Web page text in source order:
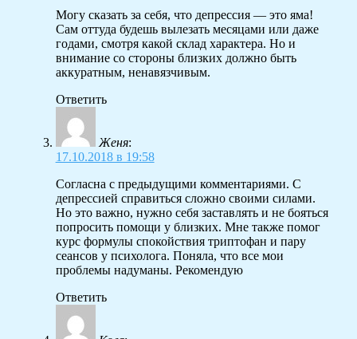
Могу сказать за себя, что депрессия — это яма!
Сам оттуда будешь вылезать месяцами или даже
годами, смотря какой склад характера. Но и
внимание со стороны близких должно быть
аккуратным, ненавязчивым.
Ответить
Женя:
17.10.2018 в 19:58
Согласна с предыдущими комментариями. С
депрессией справиться сложно своими силами.
Но это важно, нужно себя заставлять и не бояться
попросить помощи у близких. Мне также помог
курс формулы спокойствия триптофан и пару
сеансов у психолога. Поняла, что все мои
проблемы надуманы. Рекомендую
Ответить